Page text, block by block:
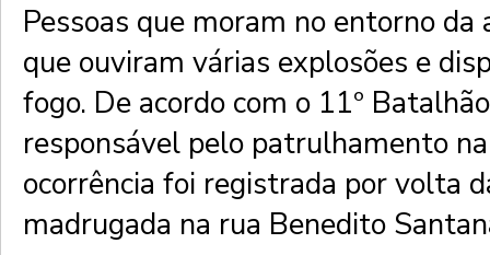
Pessoas que moram no entorno
que ouviram várias explosões e
fogo. De acordo com o 11º
responsável pelo patrulhamento
ocorrência foi registrada por volta
madrugada na rua Benedito